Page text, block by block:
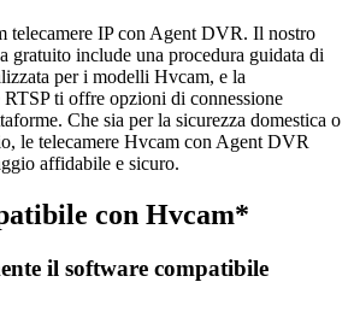
telecamere IP con Agent DVR. Il nostro
gratuito include una procedura guidata di
per i modelli Hvcam, e la
ti offre opzioni di connessione
Che sia per la sicurezza domestica o
le telecamere Hvcam con Agent DVR
affidabile e sicuro.
con Hvcam*
il software compatibile